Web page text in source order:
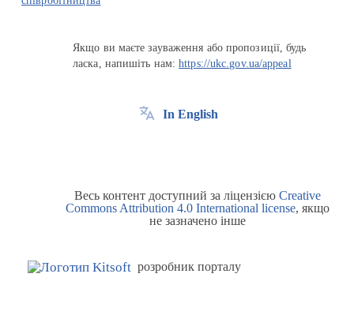
Якщо ви маєте зауваження або пропозиції, будь
ласка, напишіть нам:https://ukc.gov.ua/appeal
In English
Весь контент доступний за ліцензією Creative
Commons Attribution 4.0 International license, якщо
не зазначено інше
розробник порталу